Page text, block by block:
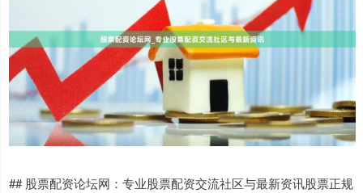
## 股票配资论坛网：专业股票配资交流社区与最新资讯股票正规